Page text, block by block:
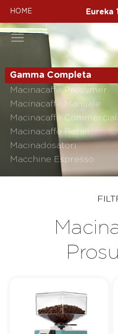
HOME Eureka
Gamma Completa
Macinacaffè Prosumer
Macinacaffè Manuale
Macinacaffè Commerciali
Macinacaffè Retail
Macinadosatori
Macchine Espresso